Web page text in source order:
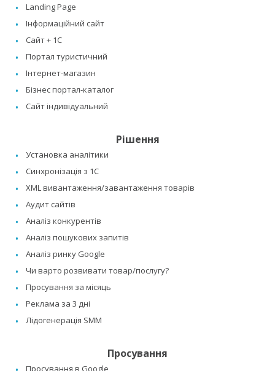
Landing Page
Інформаційний сайт
Сайт + 1C
Портал туристичний
Інтернет-магазин
Бізнес портал-каталог
Сайт індивідуальний
Рішення
Установка аналітики
Синхронізація з 1C
XML вивантаження/завантаження товарів
Аудит сайтів
Аналіз конкурентів
Аналіз пошукових запитів
Аналіз ринку Google
Чи варто розвивати товар/послугу?
Просування за місяць
Реклама за 3 дні
Лідогенерація SMM
Просування